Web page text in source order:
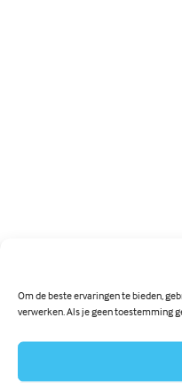
Om de beste ervaringen te bieden,
verwerken. Als je geen toestemming